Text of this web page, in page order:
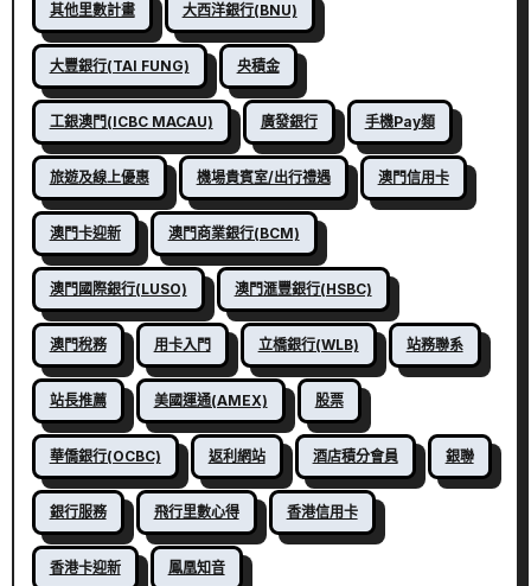
其他里數計畫 大西洋銀行(BNU)
大豐銀行(TAI FUNG) 央積金
工銀澳門(ICBC MACAU) 廣發銀行 手機Pay類
旅遊及線上優惠 機場貴賓室/出行禮遇 澳門信用卡
澳門卡迎新 澳門商業銀行(BCM)
澳門國際銀行(LUSO) 澳門滙豐銀行(HSBC)
澳門稅務 用卡入門 立橋銀行(WLB) 站務聯系
站長推薦 美國運通(AMEX) 股票
華僑銀行(OCBC) 返利網站 酒店積分會員 銀聯
銀行服務 飛行里數心得 香港信用卡
香港卡迎新 鳳凰知音